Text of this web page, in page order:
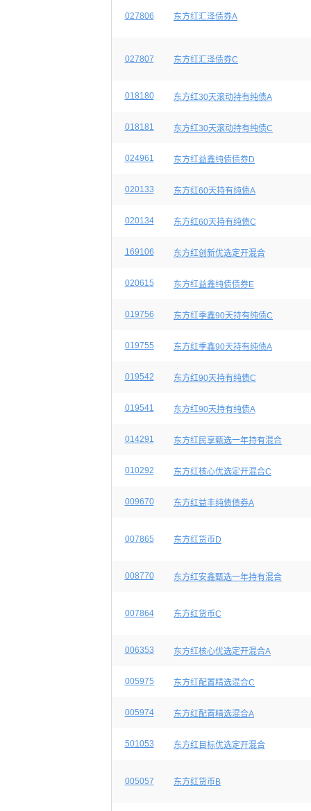
027806 东方红汇泽债券A
027807 东方红汇泽债券C
018180 东方红30天滚动持有纯债A
018181 东方红30天滚动持有纯债C
024961 东方红益鑫纯债债券D
020133 东方红60天持有纯债A
020134 东方红60天持有纯债C
169106 东方红创新优选定开混合
020615 东方红益鑫纯债债券E
019756 东方红季鑫90天持有纯债C
019755 东方红季鑫90天持有纯债A
019542 东方红90天持有纯债C
019541 东方红90天持有纯债A
014291 东方红民享甄选一年持有混合
010292 东方红核心优选定开混合C
009670 东方红益丰纯债债券A
007865 东方红货币D
008770 东方红安鑫甄选一年持有混合
007864 东方红货币C
006353 东方红核心优选定开混合A
005975 东方红配置精选混合C
005974 东方红配置精选混合A
501053 东方红目标优选定开混合
005057 东方红货币B